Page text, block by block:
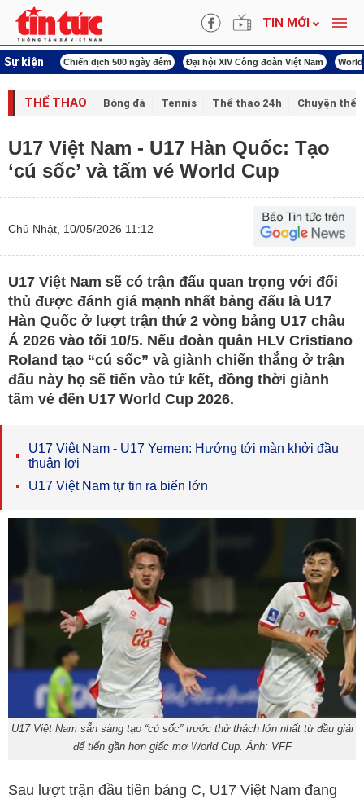
TIN MỚI
Sự kiện
ngày đêm Đại hội XIV Công đoàn Việt Nam World Cup 2026 Kỳ họp thứ
THỂ THAO Bóng đá Tennis Thể thao 24h Chuyện thể
U17 Việt Nam - U17 Hàn Quốc: Tạo
‘cú sốc’ và tấm vé World Cup
Chủ Nhật, 10/05/2026 11:12
U17 Việt Nam sẽ có trận đấu quan trọng với đối
thủ được đánh giá mạnh nhất bảng đấu là U17
Hàn Quốc ở lượt trận thứ 2 vòng bảng U17 châu
Á 2026 vào tối 10/5. Nếu đoàn quân HLV Cristiano
Roland tạo “cú sốc” và giành chiến thắng ở trận
đấu này họ sẽ tiến vào tứ kết, đồng thời giành
tấm vé đến U17 World Cup 2026.
U17 Việt Nam - U17 Yemen: Hướng tới màn khởi đầu
thuận lợi
U17 Việt Nam tự tin ra biển lớn
U17 Việt Nam sẵn sàng tạo “cú sốc” trước thử thách lớn nhất từ đầu giải
để tiến gần hơn giấc mơ World Cup. Ảnh: VFF
Sau lượt trận đầu tiên bảng C, U17 Việt Nam đang